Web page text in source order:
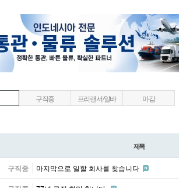
구직중 프리랜서/알바 마감
제목
구직중 마지막으로 일할 회사를 찾습니다